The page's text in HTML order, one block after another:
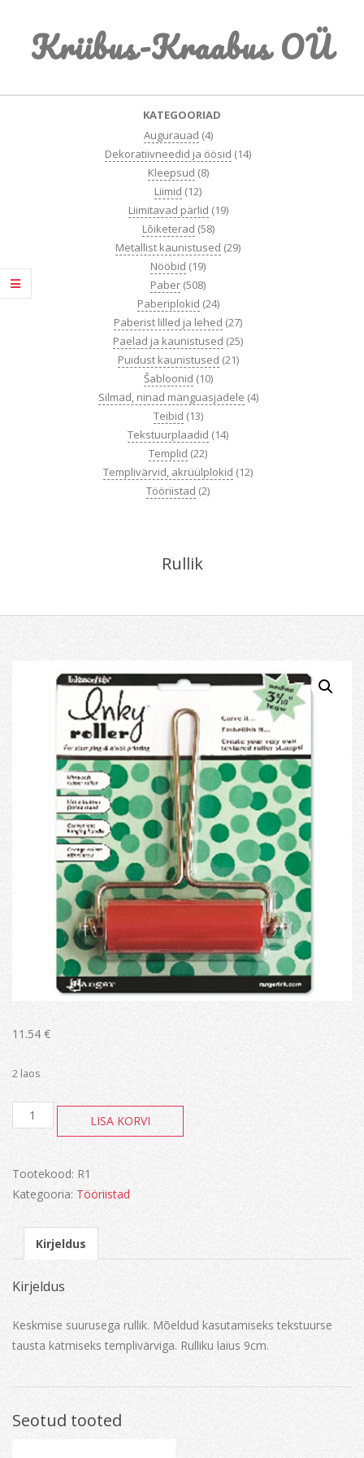
contentKriibus-Kraabus OÜ
KATEGOORIAD
Augurauad (4)
Dekoratiivneedid ja öösid (14)
Kleepsud (8)
Liimid (12)
Liimitavad pärlid (19)
Lõiketerad (58)
Metallist kaunistused (29)
Nööbid (19)
Paber (508)
Paberiplokid (24)
Paberist lilled ja lehed (27)
Paelad ja kaunistused (25)
Puidust kaunistused (21)
Šabloonid (10)
Silmad, ninad mänguasjadele (4)
Teibid (13)
Tekstuurplaadid (14)
Templid (22)
Templivärvid, akrüülplokid (12)
Tööriistad (2)
Rullik
11.54 €
2 laos
Rullik
kogus
LISA KORVI
Tootekood: R1
Kategooria: Tööriistad
Kirjeldus
Kirjeldus
Keskmise suurusega rullik. Mõeldud kasutamiseks tekstuurse
tausta katmiseks templivärviga. Rulliku laius 9cm.
Seotud tooted